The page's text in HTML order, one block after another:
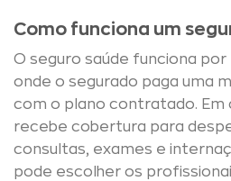
Como funciona um
O seguro saúde funciona
onde o segurado paga uma
com o plano contratado. Em
recebe cobertura para
consultas, exames e
pode escolher os